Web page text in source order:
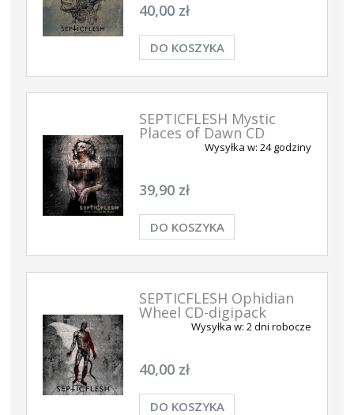
40,00 zł
DO KOSZYKA
SEPTICFLESH Mystic
Places of Dawn CD
Wysyłka w: 24 godziny
39,90 zł
DO KOSZYKA
SEPTICFLESH Ophidian
Wheel CD-digipack
Wysyłka w: 2 dni robocze
40,00 zł
DO KOSZYKA